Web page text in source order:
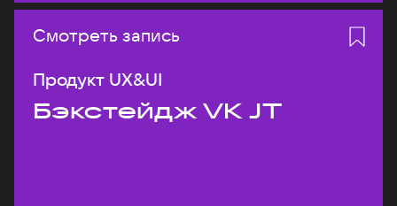
Смотреть запись
Продукт UX&UI
Бэкстейдж VK JT